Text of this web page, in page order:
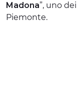
Madona”, uno
Piemonte.